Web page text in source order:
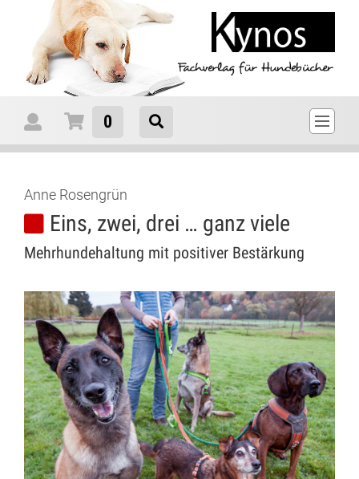
Anne Rosengrün
Eins, zwei, drei … ganz viele
Mehrhundehaltung mit positiver Bestärkung
0